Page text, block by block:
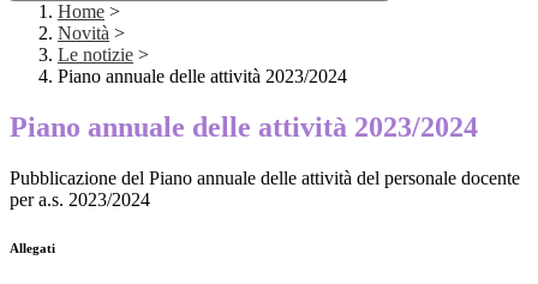
Home >
Novità >
Le notizie >
Piano annuale delle attività 2023/2024
Piano annuale delle attività 2023/2024
Pubblicazione del Piano annuale delle attività del personale docente
per a.s. 2023/2024
Allegati